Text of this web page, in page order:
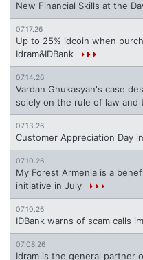
New Financial Skills at the
07.17.26
Up to 25% idcoin when
Idram&IDBank
07.14.26
Vardan Ghukasyan's case
solely on the rule of law
07.13.26
Customer Appreciation Day
07.10.26
My Forest Armenia is a
initiative in July
07.10.26
IDBank warns of scam calls
07.08.26
Idram is the general partner